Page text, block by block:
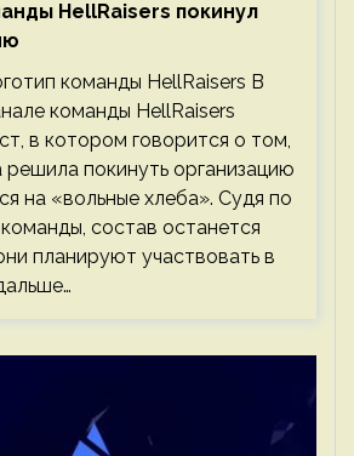
HellRaisers покинул
команды HellRaisers В
команды HellRaisers
в котором говорится о том,
покинуть организацию
на «вольные хлеба». Судя по
состав останется
планируют участвовать в